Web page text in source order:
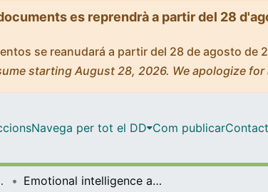
es reprendrà a partir del 28
se reanudará a partir del 28 de agosto de
starting August 28, 2026. We apologize for
Navega per tot el DD Com publicar
Emotional intelligence and neurocognition profiles in first-episode psychosis: A two-year follow-up study